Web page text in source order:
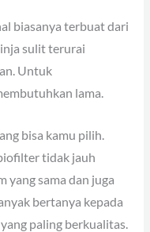
biasanya terbuat dari
sulit terurai
Untuk
lama.
bisa kamu pilih.
tidak jauh
yang sama dan juga
bertanya kepada
paling berkualitas.